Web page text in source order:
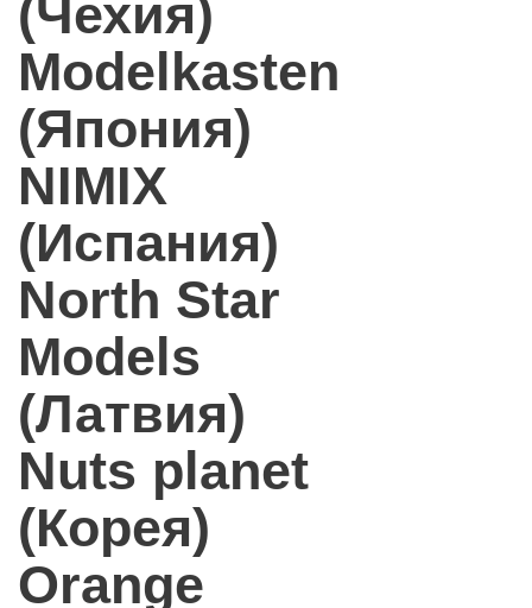
(Чехия)
Modelkasten
(Япония)
NIMIX
(Испания)
North Star
Models
(Латвия)
Nuts planet
(Корея)
Orange